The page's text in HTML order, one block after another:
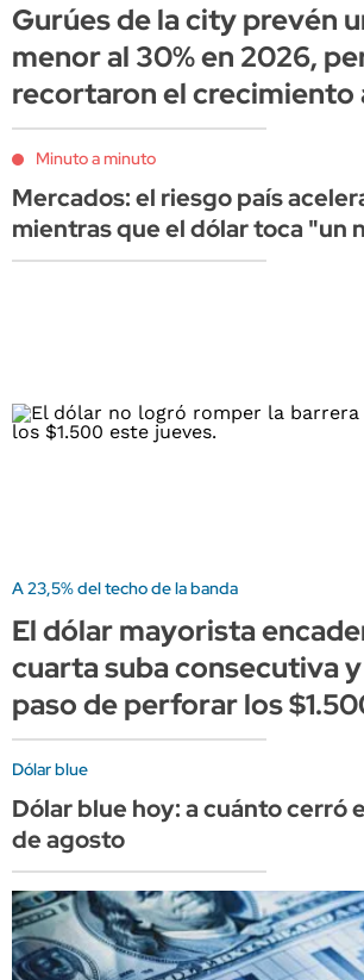
Gurúes de la city prevén
menor al 30% en 2026,
recortaron el crecimiento
Minuto a minuto
Mercados: el riesgo país
mientras que el dólar toca "un
A 23,5% del techo de la banda
El dólar mayorista
cuarta suba consecutiva
paso de perforar los
Dólar blue
Dólar blue hoy: a cuánto cerró
de agosto